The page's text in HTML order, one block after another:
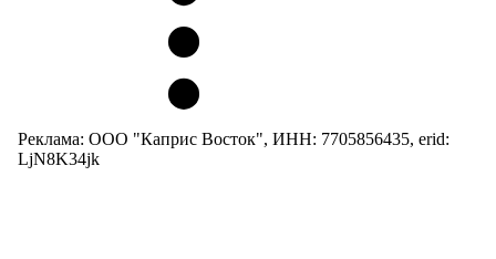
Реклама: ООО "Каприс Восток", ИНН: 7705856435, erid:
LjN8K34jk